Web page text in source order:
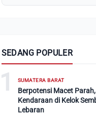
SEDANG POPULER
1 SUMATERA BARAT
Berpotensi Macet
Kendaraan di Kelok
Lebaran